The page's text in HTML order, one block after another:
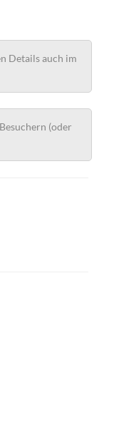
Details auch im
(oder